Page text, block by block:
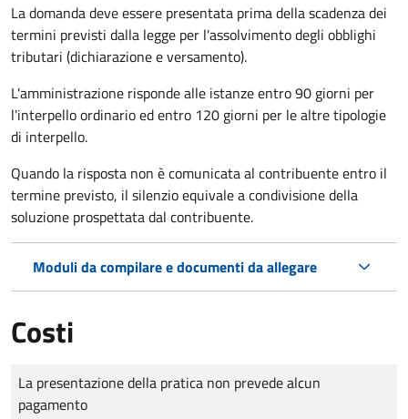
La domanda deve essere presentata prima della scadenza dei
termini previsti dalla legge per l'assolvimento degli obblighi
tributari (dichiarazione e versamento).
L'amministrazione risponde alle istanze entro 90 giorni per
l'interpello ordinario ed entro 120 giorni per le altre tipologie
di interpello.
Quando la risposta non è comunicata al contribuente entro il
termine previsto, il silenzio equivale a condivisione della
soluzione prospettata dal contribuente.
Moduli da compilare e documenti da allegare
Costi
Tipo di pagamento
Importo
La presentazione della pratica non prevede alcun
pagamento